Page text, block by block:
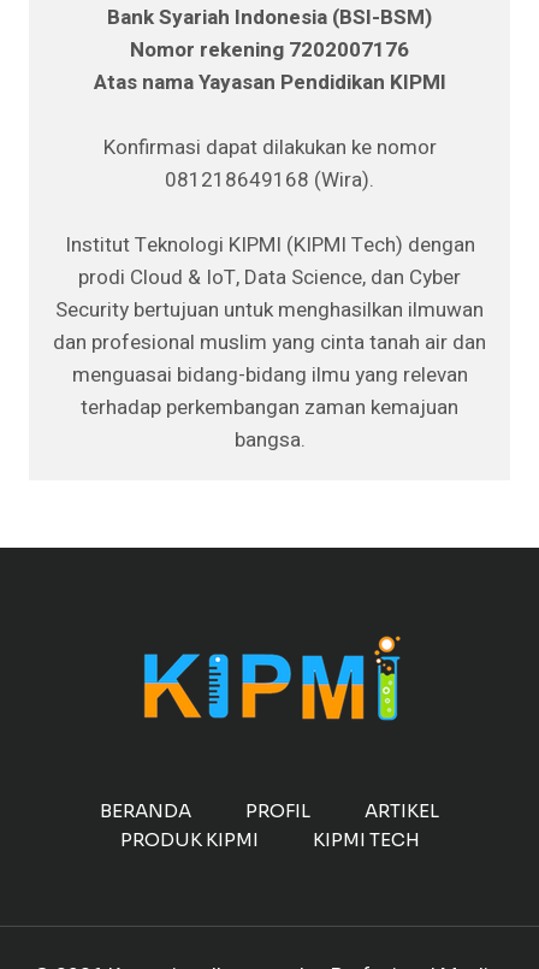
Bank Syariah Indonesia (BSI-BSM)
Nomor rekening 7202007176
Atas nama Yayasan Pendidikan KIPMI
Konfirmasi dapat dilakukan ke nomor
081218649168 (Wira).
Institut Teknologi KIPMI (KIPMI Tech) dengan
prodi Cloud & IoT, Data Science, dan Cyber
Security bertujuan untuk menghasilkan ilmuwan
dan profesional muslim yang cinta tanah air dan
menguasai bidang-bidang ilmu yang relevan
terhadap perkembangan zaman kemajuan
bangsa.
BERANDA PROFIL
ARTIKEL
PRODUK KIPMI
KIPMI TECH